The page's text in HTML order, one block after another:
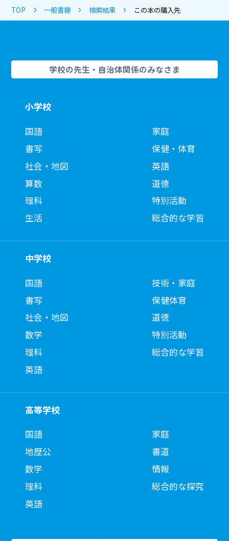
TOP 一般書籍 検索結果 この本の購入先
学校の先生・自治体関係のみなさま
小学校
国語
書写
社会・地図
算数
理科
生活
家庭
保健・体育
英語
道徳
特別活動
総合的な学習
中学校
国語
書写
社会・地図
数学
理科
英語
技術・家庭
保健体育
道徳
特別活動
総合的な学習
高等学校
国語
地歴公
数学
理科
英語
家庭
書道
情報
総合的な探究